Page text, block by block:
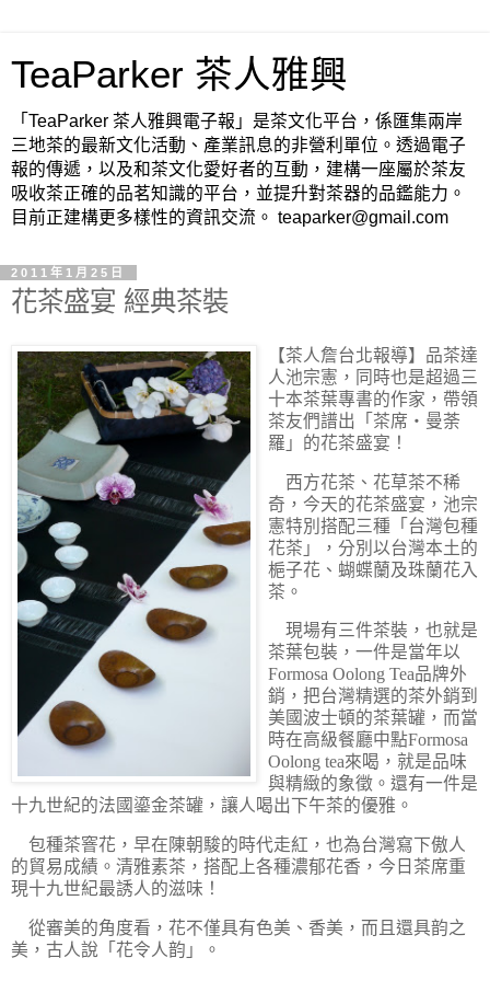
TeaParker 茶人雅興
「TeaParker 茶人雅興電子報」是茶文化平台，係匯集兩岸
三地茶的最新文化活動、產業訊息的非營利單位。透過電子
報的傳遞，以及和茶文化愛好者的互動，建構一座屬於茶友
吸收茶正確的品茗知識的平台，並提升對茶器的品鑑能力。
目前正建構更多樣性的資訊交流。 teaparker@gmail.com
2011年1月25日
花茶盛宴 經典茶裝
【茶人詹台北報導】 品茶達
人池宗憲，同時也是超過三
十本茶葉專書的作家，帶領
茶友們譜出「茶席‧曼荼
羅」的花茶盛宴！
西方花茶、花草茶不稀
奇，今天的花茶盛宴，池宗
憲特別搭配三種「台灣包種
花茶」，分別以台灣本土的
梔子花、蝴蝶蘭及珠蘭花入
茶。
現場有三件茶裝，也就是
茶葉包裝，一件是當年以
Formosa Oolong Tea品牌外
銷，把台灣精選的茶外銷到
美國波士頓的茶葉罐，而當
時在高級餐廳中點Formosa
Oolong tea來喝，就是品味
與精緻的象徵。還有一件是
十九世紀的法國鎏金茶罐，讓人喝出下午茶的優雅。
包種茶窨花，早在陳朝駿的時代走紅，也為台灣寫下傲人
的貿易成績。清雅素茶，搭配上各種濃郁花香，今日茶席重
現十九世紀最誘人的滋味！
從審美的角度看，花不僅具有色美、香美，而且還具韵之
美，古人說「花令人韵」。